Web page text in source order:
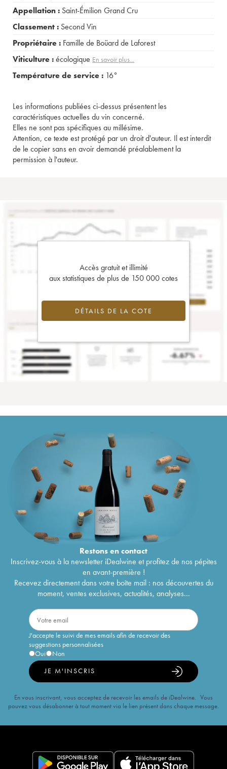
Appellation : Saint-Émilion Grand Cru
Classement : Second Vin
Propriétaire : Famille de Boüard de Laforest
Viticulture :écologique En savoir plus...
Température de service : 16°
Les informations publiées ci-dessus présentent les
caractéristiques actuelles du vin concerné.
Elles ne sont pas spécifiques au millésime.
Attention, ce texte est protégé par un droit d'auteur. Il est interdit
de le copier sans en avoir demandé préalablement la
permission à l'auteur.
Accès gratuit et illimité
aux statistiques de plus de 150 000 cotes
DÉTAILS DE LA COTE
Restons encontact
Inscrivez-vous à la newsletter iDealwine et profitez de nos pépites
en avant-première !
Recevez directement dans votre boîte mail : nos découvertes du
moment, ventes exclusives, actualités, analyses...
J'accepte le suivi de mes emails afin de recevoir des
suggestions personnalisées
Oui
Non
JE M'INSCRIS
En vous inscrivant, vous acceptez de recevoir les emails de iDealwine. Vous
pouvez vous désabonner à tout moment via le lien présent dans chaque message.